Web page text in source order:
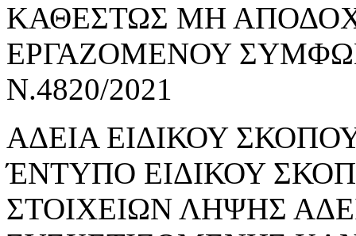
ΚΑΘΕΣΤΩΣ ΜΗ
ΕΡΓΑΖΟΜΕΝΟΥ
Ν.4820/2021
ΑΔΕΙΑ ΕΙΔΙΚΟΥ
ΈΝΤΥΠΟ ΕΙΔΙΚΟΥ
ΣΤΟΙΧΕΙΩΝ ΛΗΨΗΣ